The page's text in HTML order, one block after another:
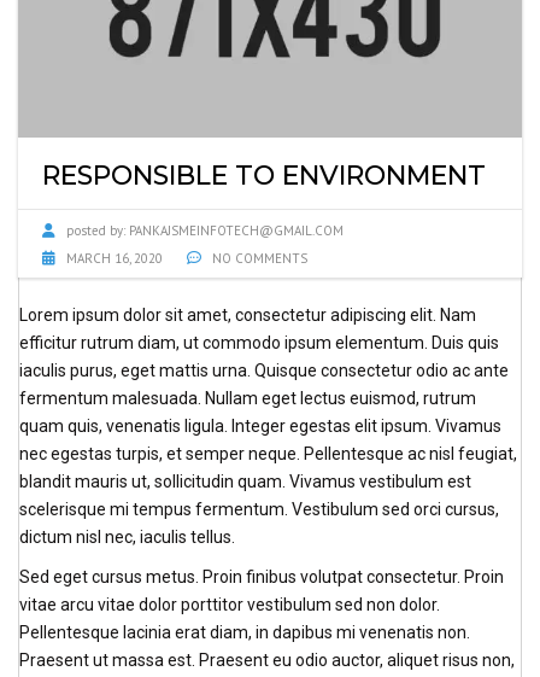
RESPONSIBLE TO ENVIRONMENT
posted by: PANKAJSMEINFOTECH@GMAIL.COM
MARCH 16, 2020
NO COMMENTS
Lorem ipsum dolor sit amet, consectetur adipiscing elit. Nam
efficitur rutrum diam, ut commodo ipsum elementum. Duis quis
iaculis purus, eget mattis urna. Quisque consectetur odio ac ante
fermentum malesuada. Nullam eget lectus euismod, rutrum
quam quis, venenatis ligula. Integer egestas elit ipsum. Vivamus
nec egestas turpis, et semper neque. Pellentesque ac nisl feugiat,
blandit mauris ut, sollicitudin quam. Vivamus vestibulum est
scelerisque mi tempus fermentum. Vestibulum sed orci cursus,
dictum nisl nec, iaculis tellus.
Sed eget cursus metus. Proin finibus volutpat consectetur. Proin
vitae arcu vitae dolor porttitor vestibulum sed non dolor.
Pellentesque lacinia erat diam, in dapibus mi venenatis non.
Praesent ut massa est. Praesent eu odio auctor, aliquet risus non,